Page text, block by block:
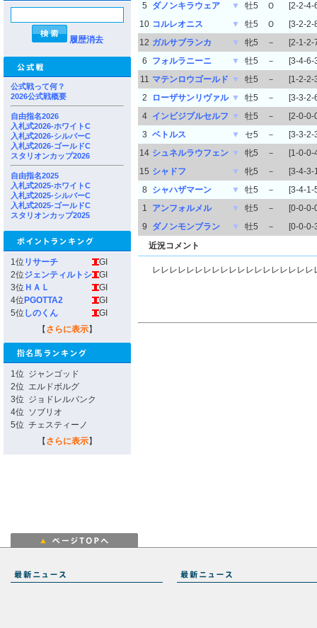
履歴消去
公式戦って何？
2026公式戦概要
自由指名2026
入札式2026-ホワイトC
入札式2026-シルバーC
入札式2026-ゴールドC
スタリオンカップ2026
自由指名2025
入札式2025-ホワイトC
入札式2025-シルバーC
入札式2025-ゴールドC
スタリオンカップ2025
1位 リサーチ
GI
2位ジェンティルトシ
GI
3位 ＨＡＬ
GI
4位 PGOTTA2
GI
5位 しのくん
GI
【 さらに表示】
1位 ジャンゴッド
2位 エルドボルグ
3位 ジョドレルバンク
4位 ソブリオ
5位 チェスティーノ
【 さらに表示】
5
ダノンキラウェア ▼ 牡5 Ｏ
[2-2-4-
10 コルレオニス ▼ 牡5 Ｏ
[3-2-2-
12 ガルサブランカ ▼ 牝5 －
[2-1-2-
6
フォルラニーニ ▼ 牡5 －
[3-4-6-
11 マテンロウゴールド ▼ 牡5 －
[1-2-2-
2
ローザサンリヴァル ▼ 牡5 －
[3-3-2-
4
インビジブルセルフ ▼ 牡5 －
[2-0-0-
3 ベトルス ▼ セ5 －
[3-3-2-
14 シュネルラウフェン ▼ 牝5 －
[1-0-0-
15 シャドフ ▼ 牝5 －
[3-4-3-
8
シャハザマーン ▼ 牡5 －
[3-4-1-
1
アンフォルメル ▼ 牡5 －
[0-0-0-
9
ダノンモンブラン ▼ 牡5 －
[0-0-0-
近況コメント
レレレレレレレレレレレレレレレレレレレ